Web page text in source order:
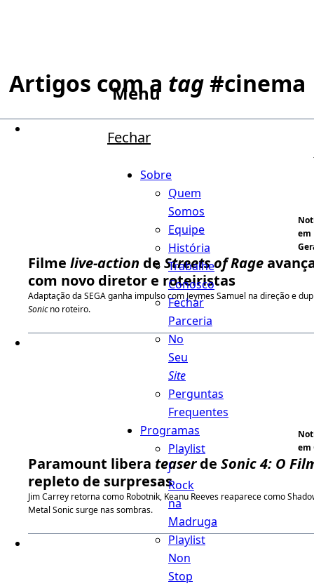
Menu
Fechar
Sobre
Quem
Somos
Equipe
História
Trabalhe
Conosco
Fechar
Parceria
No
Seu
Site
Perguntas
Frequentes
Programas
Playlist
J
Rock
na
Madruga
Playlist
Non
Stop
Artigos com a tag#cinema
em
Filme live-action deStreets of Rage
com novo diretor e roteiristas
Adaptação da SEGA ganha impulso com Jeymes Samuel na direção e
Sonicno roteiro.
em
Paramount libera teaserde Sonic 4: O
repleto de surpresas
Jim Carrey retorna como Robotnik, Keanu Reeves reaparece como
Metal Sonic surge nas sombras.